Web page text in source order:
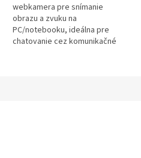
webkamera pre snímanie
obrazu a zvuku na
PC/notebooku, ideálna pre
chatovanie cez komunikačné